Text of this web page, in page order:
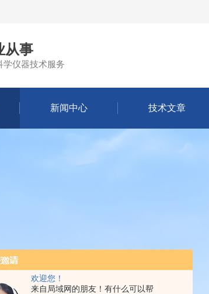
欢迎您！
来自局域网的朋友！有什么可以帮
从事
学仪器技术服务
新闻中心 技术文章